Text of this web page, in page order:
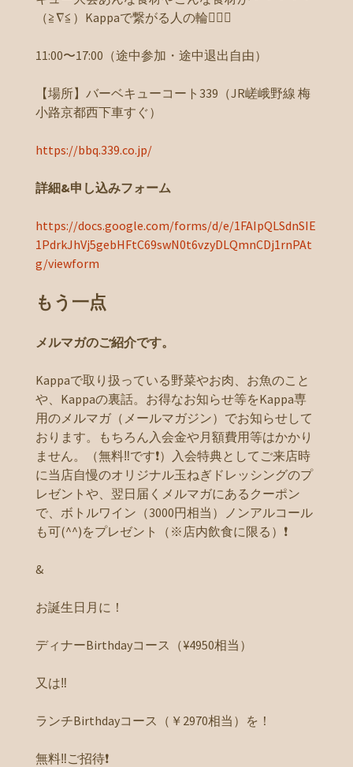
（≧∇≦）Kappaで繋がる人の輪
11:00〜17:00（途中参加・途中退出自由）
【場所】バーベキューコート339（JR嵯峨野線 梅
小路京都西下車すぐ）
https://bbq.339.co.jp/
詳細&申し込みフォーム
https://docs.google.com/forms/d/e/1FAIpQLSdnSIE
1PdrkJhVj5gebHFtC69swN0t6vzyDLQmnCDj1rnPAt
g/viewform
もう一点
メルマガのご紹介です。
Kappaで取り扱っている野菜やお肉、お魚のこと
や、Kappaの裏話。お得なお知らせ等をKappa専
用のメルマガ（メールマガジン）でお知らせして
おります。もちろん入会金や月額費用等はかかり
ません。（無料‼️です❗️）入会特典としてご来店時
に当店自慢のオリジナル玉ねぎドレッシングのプ
レゼントや、翌日届くメルマガにあるクーポン
で、ボトルワイン（3000円相当）ノンアルコール
も可(^^)をプレゼント（※店内飲食に限る）❗️
&
お誕生日月に！
ディナーBirthdayコース（¥4950相当）
又は‼️
ランチBirthdayコース（￥2970相当）を！
無料‼️ご招待❗️